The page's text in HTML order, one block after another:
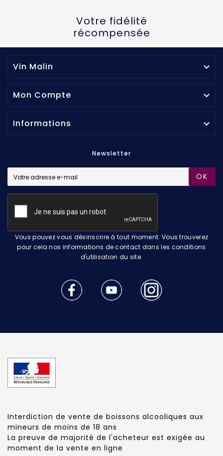
Votre fidélité
récompensée
Vin Malin 
Mon Compte 
Informations 
Newsletter
OK
Vous pouvez vous désinscrire à tout moment. Vous trouverez
pour cela nos informations de contact dans les conditions
d'utilisation du site.
Interdiction de vente de boissons alcooliques aux
mineurs de moins de 18 ans
La preuve de majorité de l'acheteur est exigée au
moment de la vente en ligne